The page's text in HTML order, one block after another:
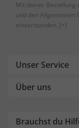
Mit deiner Bestellung
und den Allgemeinen
einverstanden. [+]
Unser Service
Über uns
Brauchst du